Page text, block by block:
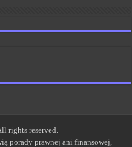
rights reserved.
porady prawnej ani finansowej,